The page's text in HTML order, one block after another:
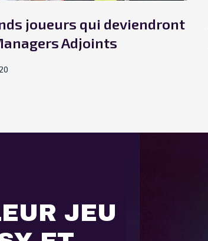
joueurs qui deviendront
Adjoints
JEU